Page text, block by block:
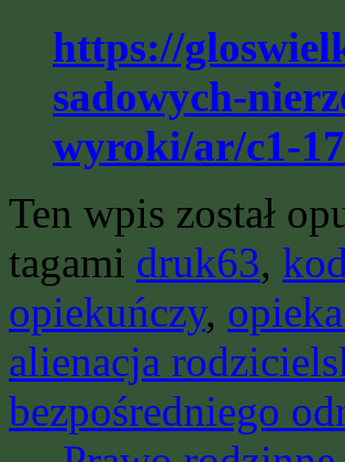
https://
sadowych-
wyroki/ar/c1-
Ten wpis został
tagami druk63,
opiekuńczy,
alienacja
bezpośredniego